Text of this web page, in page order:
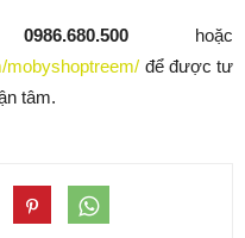
0986.680.500 hoặc
mobyshoptreem/ để được tư
tâm.